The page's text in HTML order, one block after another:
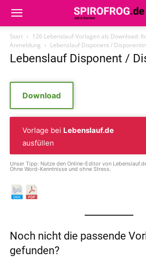
Start
126 Lebenslauf-Vorlagen als Download:
Anmeldung
Lebenslauf Disponent / Disponentin
Lebenslauf Disponent /
Download
Vorlage bei Lebenslauf.de
ausfüllen
Unser Tipp: Nutze den Online-Editor von
Ohne Word-Kenntnisse und ohne Stress.
Noch nicht die passende
gefunden?